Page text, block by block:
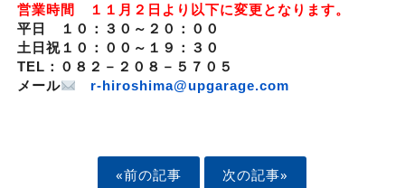
営業時間 １１月２日より以下に変更となります。
平日 １０：３０～２０：００
土日祝１０：００～１９：３０
TEL：０８２－２０８－５７０５
メール
r-hiroshima@upgarage.com
«前の記事 次の記事»